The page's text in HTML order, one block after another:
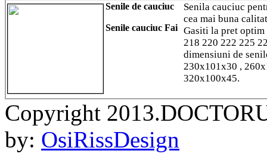
Senile de cauciuc
Senile cauciuc Fai
Senila cauciuc
cea mai buna
Gasiti la pret
218 220 222 225
dimensiuni de
230x101x30 ,
320x100x45.
Copyright
by: OsiRissDesign